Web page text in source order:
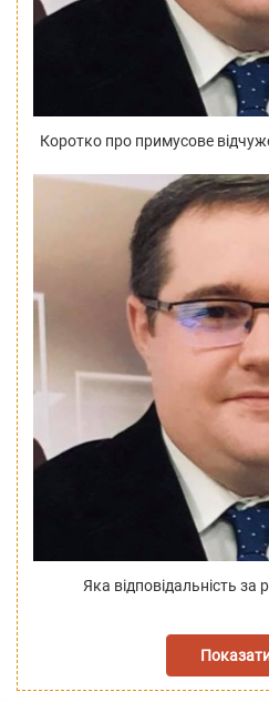
Коротко про примусове
Яка відповідальність за